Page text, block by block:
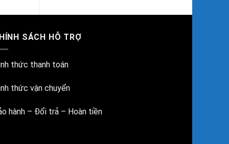
SÁCH HỖ TRỢ
thức thanh toán
thức vận chuyển
hành – Đổi trả – Hoàn tiền